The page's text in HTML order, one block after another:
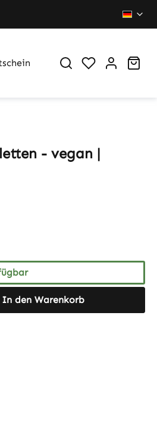
Du hast 0
- vegan |
In den Warenkorb